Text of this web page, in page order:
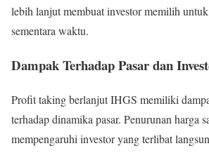
lebih lanjut membuat investor memilih
sementara waktu.
Dampak Terhadap Pasar dan
Profit taking berlanjut IHGS memiliki
terhadap dinamika pasar. Penurunan harga
mempengaruhi investor yang terlibat